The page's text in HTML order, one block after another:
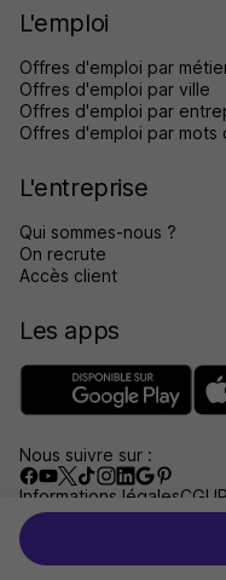
L'emploi
Offres d'emploi par
Offres d'emploi par ville
Offres d'emploi par
Offres d'emploi par mots
L'entreprise
Qui sommes-nous ?
On recrute
Accès client
Les apps
Nous suivre sur :
Informations légalesCGU
Gérer les traceurs
Aide et contact